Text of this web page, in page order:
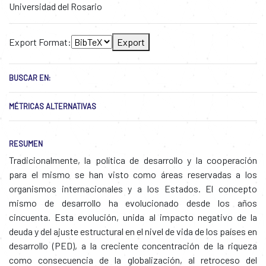
Universidad del Rosario
Export Format: Export
BUSCAR EN:
MÉTRICAS ALTERNATIVAS
RESUMEN
Tradicionalmente, la política de desarrollo y la cooperación
para el mismo se han visto como áreas reservadas a los
organismos internacionales y a los Estados. El concepto
mismo de desarrollo ha evolucionado desde los años
cincuenta. Esta evolución, unida al impacto negativo de la
deuda y del ajuste estructural en el nivel de vida de los países en
desarrollo (PED), a la creciente concentración de la riqueza
como consecuencia de la globalización, al retroceso del